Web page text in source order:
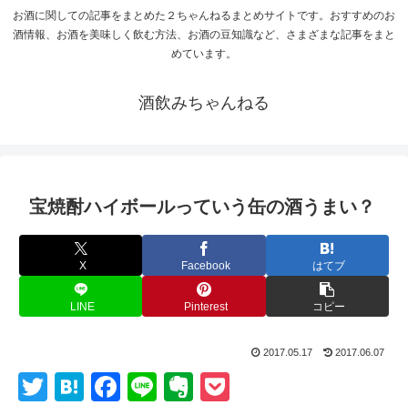
お酒に関しての記事をまとめた２ちゃんねるまとめサイトです。おすすめのお
酒情報、お酒を美味しく飲む方法、お酒の豆知識など、さまざまな記事をまと
めています。
酒飲みちゃんねる
宝焼酎ハイボールっていう缶の酒うまい？
X Facebook はてブ
LINE Pinterest コピー
2017.05.17 2017.06.07
T
H
F
Li
E